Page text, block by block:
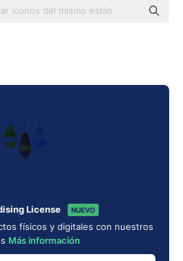
License NUEVO
físicos y digitales con nuestros
Más información